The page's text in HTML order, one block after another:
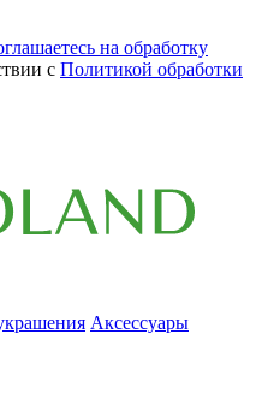
на обработку
с Политикой обработки
Аксессуары